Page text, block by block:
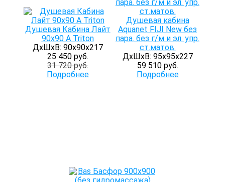
Душевая Кабина Лайт
90х90 А Triton
ДхШхВ: 90х90х217
25 450 руб.
31 720 руб.
Подробнее
Душевая кабина
Aquanet FIJI New без
пара. без г/м и эл. упр.
ст.матов.
ДхШхВ: 95х95х227
59 510 руб.
Подробнее